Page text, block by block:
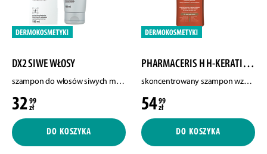
DX2 SIWE WŁOSY
szampon do włosów siwych męski, 150 ml
32 99
zł
DO KOSZYKA
PHARMACERIS H H-KERATINEUM
skoncentrowany szampon wzmacniający łodygę włosa do włosów osłabionych i przerzedzonych, 250 ml
5499
zł
DO KOSZYKA